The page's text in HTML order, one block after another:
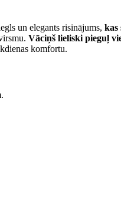
un elegants risinājums, kas
Vāciņš lieliski pieguļ
komfortu.